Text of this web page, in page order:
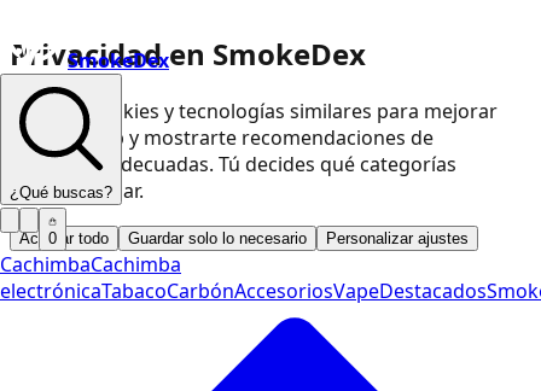
Privacidad en SmokeDex
Usamos cookies y tecnologías similares para mejorar
nuestra web y mostrarte recomendaciones de
productos adecuadas. Tú decides qué categorías
podemos usar.
Aceptar todo Guardar solo lo necesario Personalizar ajustes
SmokeDex
¿Qué buscas?
0
CachimbaCachimba
electrónicaTabacoCarbónAccesoriosVapeDestacados